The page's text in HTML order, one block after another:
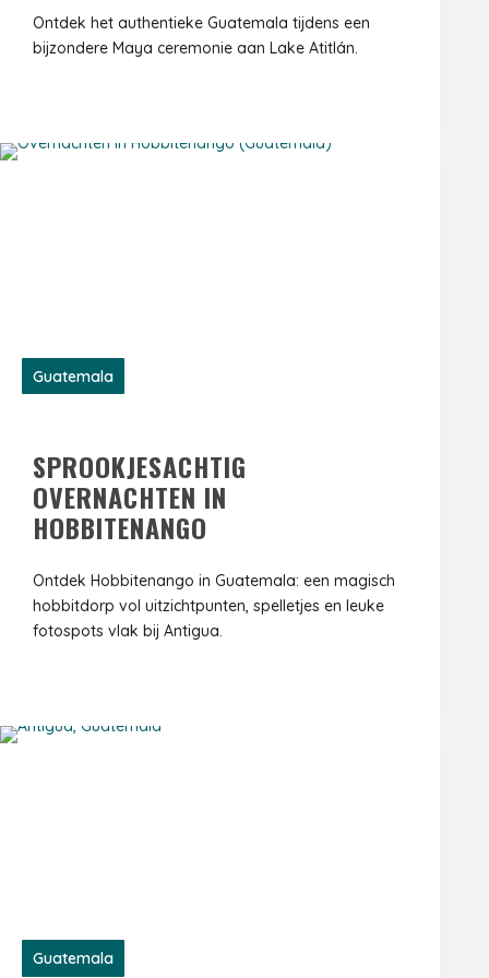
Ontdek het authentieke Guatemala tijdens een
bijzondere Maya ceremonie aan Lake Atitlán.
Guatemala
SPROOKJESACHTIG
OVERNACHTEN IN
HOBBITENANGO
Ontdek Hobbitenango in Guatemala: een magisch
hobbitdorp vol uitzichtpunten, spelletjes en leuke
fotospots vlak bij Antigua.
Guatemala